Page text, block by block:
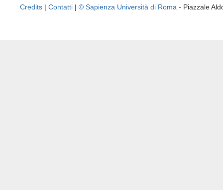
Credits | Contatti | © Sapienza Università di Roma - Piazzale